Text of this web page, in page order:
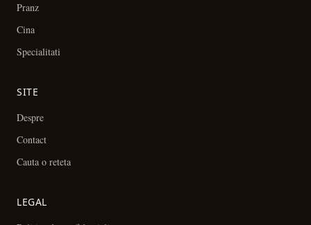
Pranz
Cina
Specialitati
SITE
Despre
Contact
Cauta o reteta
LEGAL